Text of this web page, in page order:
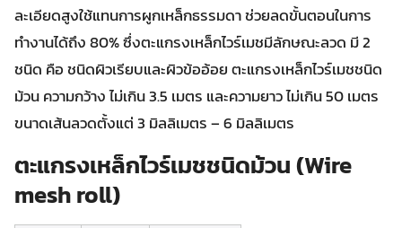
ละเอียดสูงใช้แทนการผูกเหล็กธรรมดา ช่วยลดขั้นตอนในการ
ทำงานได้ถึง 80% ซึ่งตะแกรงเหล็กไวร์เมชมีลักษณะลวด มี 2
ชนิด คือ ชนิดผิวเรียบและผิวข้ออ้อย ตะแกรงเหล็กไวร์เมชชนิด
ม้วน ความกว้าง ไม่เกิน 3.5 เมตร และความยาว ไม่เกิน 50 เมตร
ขนาดเส้นลวดตั้งแต่ 3 มิลลิเมตร – 6 มิลลิเมตร
ตะแกรงเหล็กไวร์เมชชนิดม้วน (Wire
mesh roll)